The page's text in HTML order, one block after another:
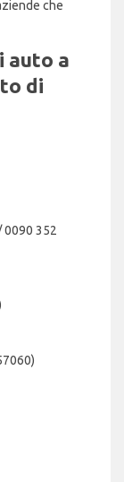
che
auto a
di
0090 352